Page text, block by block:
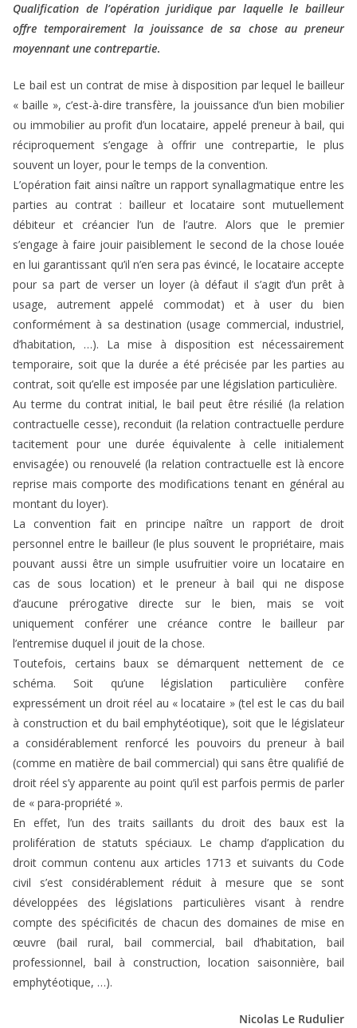
Qualification de l’opération juridique par laquelle le bailleur
offre temporairement la jouissance de sa chose au preneur
moyennant une contrepartie.
Le bail est un contrat de mise à disposition par lequel le bailleur
« baille », c’est-à-dire transfère, la jouissance d’un bien mobilier
ou immobilier au profit d’un locataire, appelé preneur à bail, qui
réciproquement s’engage à offrir une contrepartie, le plus
souvent un loyer, pour le temps de la convention.
L’opération fait ainsi naître un rapport synallagmatique entre les
parties au contrat : bailleur et locataire sont mutuellement
débiteur et créancier l’un de l’autre. Alors que le premier
s’engage à faire jouir paisiblement le second de la chose louée
en lui garantissant qu’il n’en sera pas évincé, le locataire accepte
pour sa part de verser un loyer (à défaut il s’agit d’un prêt à
usage, autrement appelé commodat) et à user du bien
conformément à sa destination (usage commercial, industriel,
d’habitation, …). La mise à disposition est nécessairement
temporaire, soit que la durée a été précisée par les parties au
contrat, soit qu’elle est imposée par une législation particulière.
Au terme du contrat initial, le bail peut être résilié (la relation
contractuelle cesse), reconduit (la relation contractuelle perdure
tacitement pour une durée équivalente à celle initialement
envisagée) ou renouvelé (la relation contractuelle est là encore
reprise mais comporte des modifications tenant en général au
montant du loyer).
La convention fait en principe naître un rapport de droit
personnel entre le bailleur (le plus souvent le propriétaire, mais
pouvant aussi être un simple usufruitier voire un locataire en
cas de sous location) et le preneur à bail qui ne dispose
d’aucune prérogative directe sur le bien, mais se voit
uniquement conférer une créance contre le bailleur par
l’entremise duquel il jouit de la chose.
Toutefois, certains baux se démarquent nettement de ce
schéma. Soit qu’une législation particulière confère
expressément un droit réel au « locataire » (tel est le cas du bail
à construction et du bail emphytéotique), soit que le législateur
a considérablement renforcé les pouvoirs du preneur à bail
(comme en matière de bail commercial) qui sans être qualifié de
droit réel s’y apparente au point qu’il est parfois permis de parler
de « para-propriété ».
En effet, l’un des traits saillants du droit des baux est la
prolifération de statuts spéciaux. Le champ d’application du
droit commun contenu aux articles 1713 et suivants du Code
civil s’est considérablement réduit à mesure que se sont
développées des législations particulières visant à rendre
compte des spécificités de chacun des domaines de mise en
œuvre (bail rural, bail commercial, bail d’habitation, bail
professionnel, bail à construction, location saisonnière, bail
emphytéotique, …).
Nicolas Le Rudulier